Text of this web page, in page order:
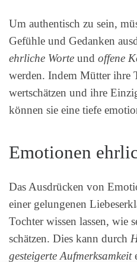
Um authentisch zu sein,
Gefühle und Gedanken
ehrliche Worte und offene
werden. Indem Mütter ihre
wertschätzen und ihre
können sie eine tiefe
Emotionen
Das Ausdrücken von
einer gelungenen
Tochter wissen lassen, wie
schätzen. Dies kann durch
gesteigerte Aufmerksamkeit